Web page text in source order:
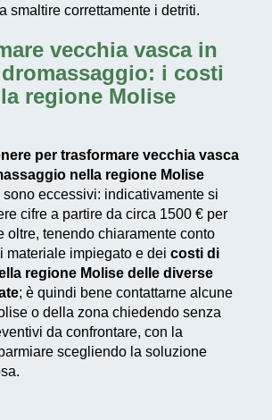
smaltire correttamente i detriti.
vecchia vasca in
i costi
regione Molise
per trasformare vecchia vasca
nella regione Molise
eccessivi: indicativamente si
cifre a partire da circa 1500 € per
oltre, tenendo chiaramente conto
materiale impiegato e dei costi di
regione Molise delle diverse
; è quindi bene contattarne alcune
o della zona chiedendo senza
da confrontare, con la
scegliendo la soluzione